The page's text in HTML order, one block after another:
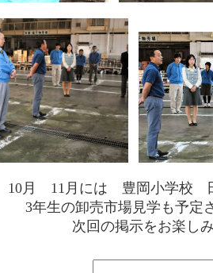
10月 11月には 豊岡小学校
3年生の卸売市場見学も予定
次回の掲示をお楽し